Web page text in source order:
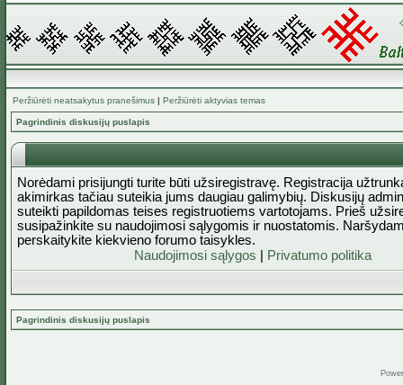
Peržiūrėti neatsakytus pranešimus | Peržiūrėti aktyvias temas
Pagrindinis diskusijų puslapis
Norėdami prisijungti turite būti užsiregistravę. Registracija
akimirkas tačiau suteikia jums daugiau galimybių. Diskusijų
suteikti papildomas teises registruotiems vartotojams. Prieš
susipažinkite su naudojimosi sąlygomis ir nuostatomis.
perskaitykite kiekvieno forumo taisykles.
Naudojimosi sąlygos
Privatumo politika
Pagrindinis diskusijų puslapis